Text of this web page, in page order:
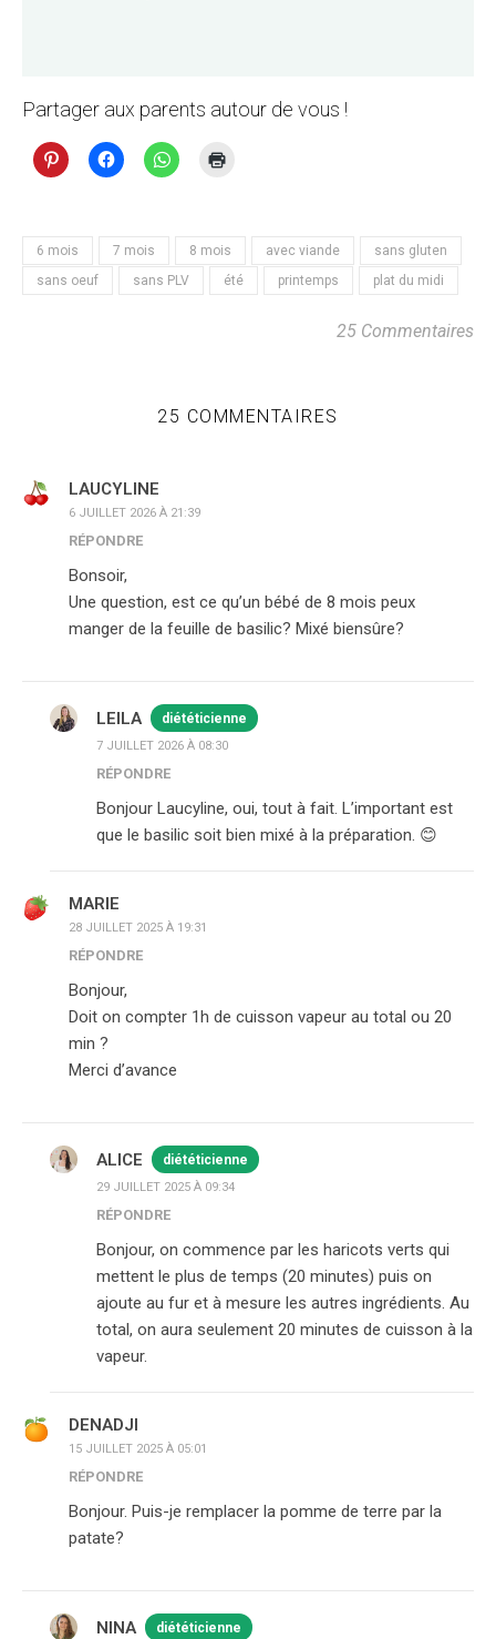
Partager aux parents autour de vous !
6 mois 7 mois 8 mois avec viande
sans gluten
sans oeuf
sans PLV été printemps plat du midi
25 Commentaires
25 COMMENTAIRES
LAUCYLINE
6 JUILLET 2026 À 21:39
RÉPONDRE
Bonsoir,
Une question, est ce qu’un bébé de 8 mois peux
manger de la feuille de basilic? Mixé biensûre?
LEILA diététicienne
7 JUILLET 2026 À 08:30
RÉPONDRE
Bonjour Laucyline, oui, tout à fait. L’important est
que le basilic soit bien mixé à la préparation. 😊
MARIE
28 JUILLET 2025 À 19:31
RÉPONDRE
Bonjour,
Doit on compter 1h de cuisson vapeur au total ou 20
min ?
Merci d’avance
ALICE diététicienne
29 JUILLET 2025 À 09:34
RÉPONDRE
Bonjour, on commence par les haricots verts qui
mettent le plus de temps (20 minutes) puis on
ajoute au fur et à mesure les autres ingrédients. Au
total, on aura seulement 20 minutes de cuisson à la
vapeur.
DENADJI
15 JUILLET 2025 À 05:01
RÉPONDRE
Bonjour. Puis-je remplacer la pomme de terre par la
patate?
NINA diététicienne